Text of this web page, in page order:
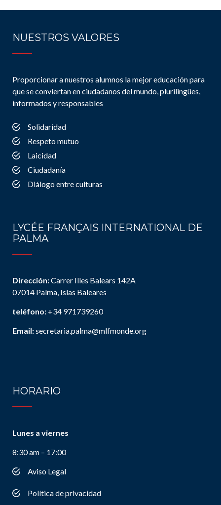
NUESTROS VALORES
Proporcionar a nuestros alumnos la mejor educación para
que se conviertan en ciudadanos del mundo, plurilingües,
informados y responsables
Solidaridad
Respeto mutuo
Laicidad
Ciudadanía
Diálogo entre culturas
LYCÉE FRANÇAIS INTERNATIONAL DE
PALMA
Dirección:Carrer Illes Balears 142A
07014 Palma, Islas Baleares
teléfono: +34 971739260
Email:secretaria.palma@mlfmonde.org
HORARIO
Lunes a viernes
8:30 am – 17:00
Aviso Legal
Política de privacidad